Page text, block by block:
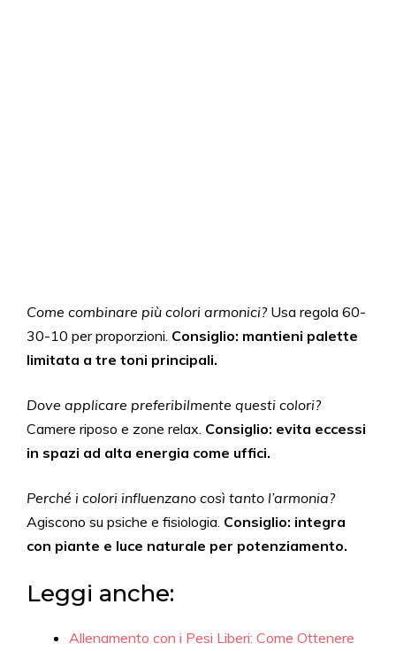
Come combinare più colori armonici?Usa regola 60-
30-10 per proporzioni. Consiglio: mantieni palette
limitata a tre toni principali.
Dove applicare preferibilmente questi colori?
Camere riposo e zone relax. Consiglio: evita eccessi
in spazi ad alta energia come uffici.
Perché i colori influenzano così tanto l’armonia?
Agiscono su psiche e fisiologia. Consiglio: integra
con piante e luce naturale per potenziamento.
Leggi anche:
Allenamento con i Pesi Liberi: Come Ottenere